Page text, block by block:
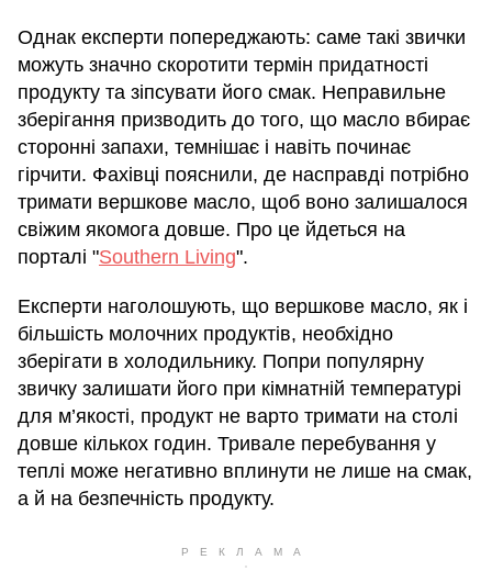
Однак експерти попереджають: саме такі звички
можуть значно скоротити термін придатності
продукту та зіпсувати його смак. Неправильне
зберігання призводить до того, що масло вбирає
сторонні запахи, темнішає і навіть починає
гірчити. Фахівці пояснили, де насправді потрібно
тримати вершкове масло, щоб воно залишалося
свіжим якомога довше. Про це йдеться на
порталі "Southern Living".
Експерти наголошують, що вершкове масло, як і
більшість молочних продуктів, необхідно
зберігати в холодильнику. Попри популярну
звичку залишати його при кімнатній температурі
для м’якості, продукт не варто тримати на столі
довше кількох годин. Тривале перебування у
теплі може негативно вплинути не лише на смак,
а й на безпечність продукту.